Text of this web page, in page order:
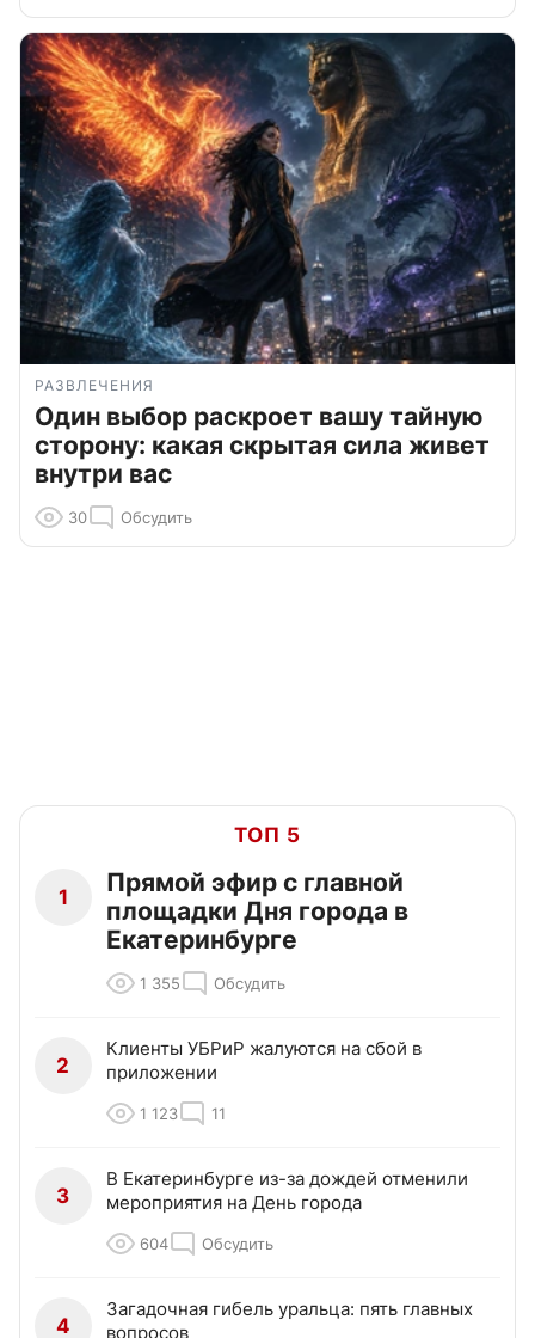
РАЗВЛЕЧЕНИЯ
Один выбор раскроет вашу тайную
сторону: какая скрытая сила живет
внутри вас
30 Обсудить
ТОП 5
1
Прямой эфир с главной
площадки Дня города в
Екатеринбурге
1 355 Обсудить
2
Клиенты УБРиР жалуются на сбой в
приложении
1 123 11
3
В Екатеринбурге из-за дождей отменили
мероприятия на День города
604 Обсудить
4
Загадочная гибель уральца: пять главных
вопросов